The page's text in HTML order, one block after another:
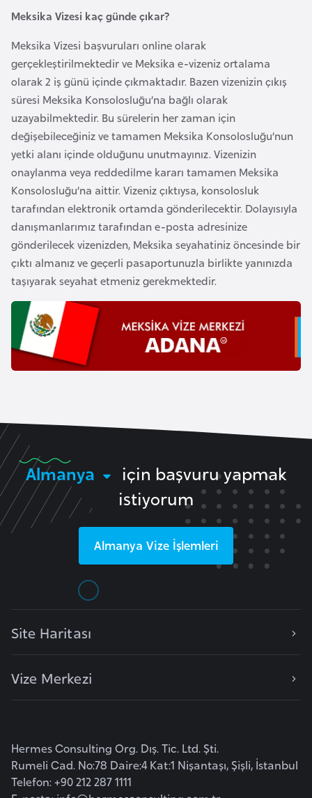
Meksika Vizesi kaç günde çıkar?
Meksika Vizesi başvuruları online olarak
gerçekleştirilmektedir ve Meksika e-vizeniz ortalama
olarak 2 iş günü içinde çıkmaktadır. Bazen vizenizin çıkış
süresi Meksika Konsolosluğu’na bağlı olarak
uzayabilmektedir. Bu sürelerin her zaman için
değişebileceğiniz ve tamamen Meksika Konsolosluğu’nun
yetki alanı içinde olduğunu unutmayınız. Vizenizin
onaylanma veya reddedilme kararı tamamen Meksika
Konsolosluğu’na aittir. Vizeniz çıktıysa, konsolosluk
tarafından elektronik ortamda gönderilecektir. Dolayısıyla
danışmanlarımız tarafından e-posta adresinize
gönderilecek vizenizden, Meksika seyahatiniz öncesinde bir
çıktı almanız ve geçerli pasaportunuzla birlikte yanınızda
taşıyarak seyahat etmeniz gerekmektedir.
Almanya
için başvuru yapmak
istiyorum
Almanya Vize İşlemleri
Site Haritası
Vize Merkezi
Hermes Consulting Org. Dış. Tic. Ltd. Şti.
Rumeli Cad. No:78 Daire:4 Kat:1 Nişantaşı, Şişli, İstanbul
Telefon: +90 212 287 1111
s
t
o
n
y
a
E
t
i
y
o
p
y
a
i
S
a
h
n
a
y
a